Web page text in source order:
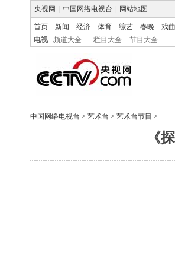
央视网 中国网络电视台 网站地图
首页 新闻 经济 体育 综艺 春晚 戏曲
电视
频道大全 栏目大全 节目大全
中国网络电视台 > 艺术台 > 艺术台节目 >
《